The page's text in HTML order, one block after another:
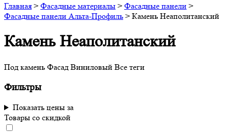
Главная > Фасадные материалы > Фасадные панели >
Фасадные панели Альта-Профиль > Камень Неаполитанский
Камень Неаполитанский
Под камень Фасад Виниловый Все теги
Фильтры
Показать цены за
Товары со скидкой